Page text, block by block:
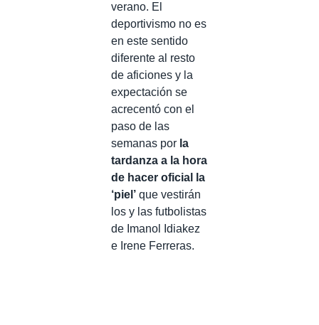
verano. El
deportivismo no es
en este sentido
diferente al resto
de aficiones y la
expectación se
acrecentó con el
paso de las
semanas por la
tardanza a la hora
de hacer oficial la
‘piel’ que vestirán
los y las futbolistas
de Imanol Idiakez
e Irene Ferreras.